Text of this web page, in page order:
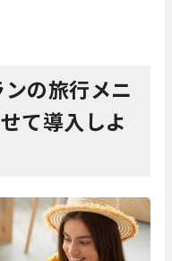
の旅行メニ
て導入しよ